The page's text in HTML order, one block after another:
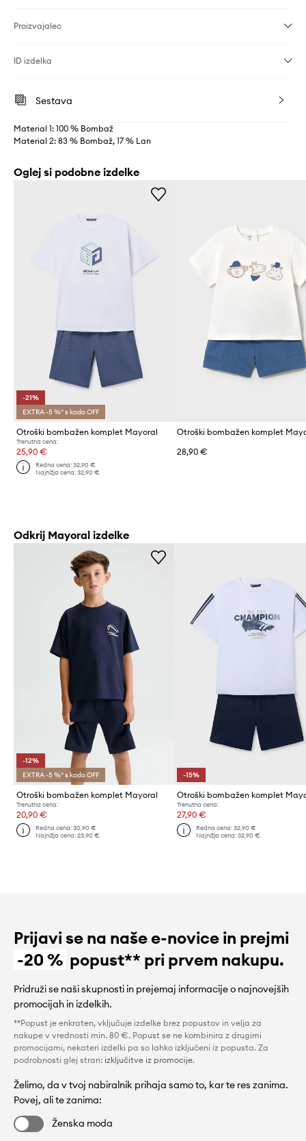
Proizvajalec
ID izdelka
Sestava
Material 1: 100 % Bombaž
Material 2: 83 % Bombaž, 17 % Lan
Oglej si podobne izdelke
-21%
EXTRA -5 %* s kodo OFF
Otroški bombažen komplet Mayoral
Trenutna cena:
25,90 €
Redna cena:32,90 €
Najnižja cena:32,90 €
Otroški bombažen komplet
28,90 €
Odkrij Mayoral izdelke
-12%
EXTRA -5 %* s kodo OFF
Otroški bombažen komplet Mayoral
Trenutna cena:
20,90 €
Redna cena:30,90 €
Najnižja cena:23,90 €
-15%
Otroški bombažen komplet
Trenutna cena:
27,90 €
Redna cena: 32,90 €
Najnižja cena: 32,90 €
Prijavi se na naše e-novice in prejmi
-20 % popust** pri prvem nakupu.
Pridruži se naši skupnosti in prejemaj informacije o najnovejših
promocijah in izdelkih.
**Popust je enkraten, vključuje izdelke brez popustov in velja za
nakupe v vrednosti min. 80 €. Popust se ne kombinira z drugimi
promocijami, nekateri izdelki pa so lahko izključeni iz popusta. Za
podrobnosti glej stran: izključitve iz promocije.
Želimo, da v tvoj nabiralnik prihaja samo to, kar te res zanima.
Povej, ali te zanima:
Ženska moda